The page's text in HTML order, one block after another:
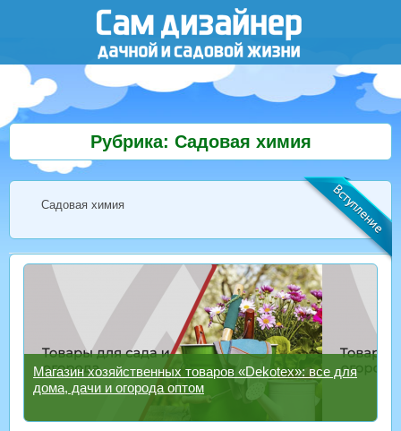
Рубрика: Садовая химия
Садовая химия
Магазин хозяйственных товаров «Dekotex»: все для
дома, дачи и огорода оптом